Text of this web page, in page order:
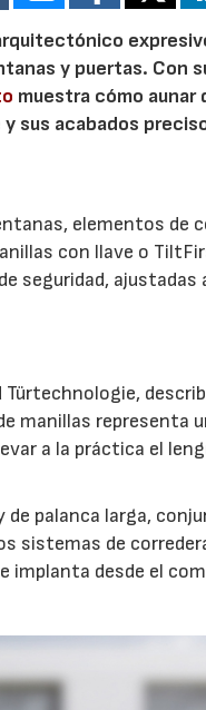
y puertas. Con
muestra cómo aunar
sus acabados
elementos de
con llave o
seguridad, ajustadas
manillas representa
a la práctica el
palanca larga,
sistemas de
implanta desde el